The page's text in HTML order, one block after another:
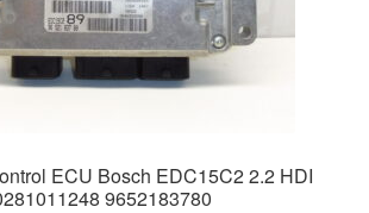
ECU Bosch EDC15C2 2.2 HDI
9652183780